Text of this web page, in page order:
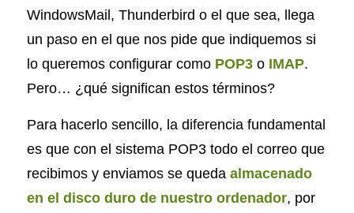
WindowsMail, Thunderbird o el que sea, llega
un paso en el que nos pide que indiquemos si
lo queremos configurar como POP3o IMAP.
Pero… ¿qué significan estos términos?
Para hacerlo sencillo, la diferencia fundamental
es que con el sistema POP3 todo el correo que
recibimos y enviamos se queda almacenado
en el disco duro de nuestro ordenador, por